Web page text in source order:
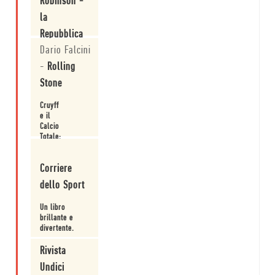
la
Repubblica
Mondrian:
intervista a
David Winner.
Dario Falcini
- Rolling
Stone
Cruyff
e il
Calcio
Totale:
David
Winner.
Corriere
dello Sport
Un libro
brillante e
divertente.
Rivista
Undici